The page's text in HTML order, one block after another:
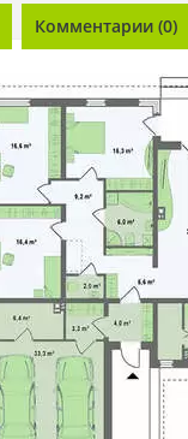
Комментарии (0)